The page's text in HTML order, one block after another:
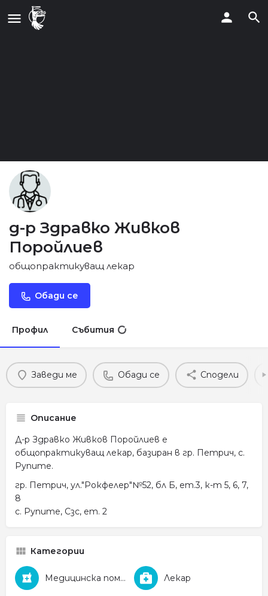
д-р Здравко Живков
Поройлиев
общопрактикуващ лекар
Обади се
Профил Събития
Заведи ме Обади се Сподели
Описание
Д-р Здравко Живков Поройлиев е
общопрактикуващ лекар, базиран в гр. Петрич, с.
Рупите.
гр. Петрич, ул."Рокфелер"№52, бл Б, ет.3, к-т 5, 6, 7,
8
с. Рупите, Сзс, ет. 2
Категории
Медицинска помощ Лекар